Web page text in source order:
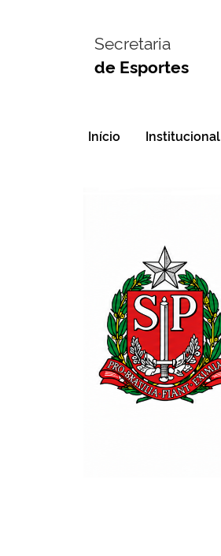
Secretaria
de Esportes
Início Institucional